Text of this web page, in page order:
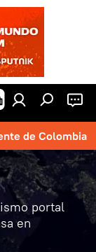
de Colombia
portal
en